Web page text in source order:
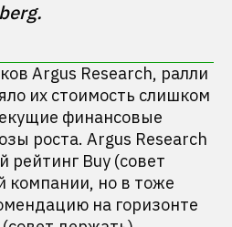
Argus Research, ралли
их стоимость слишком
финансовые
роста. Argus Research
рейтинг Buy (совет
компании, но в тоже
на горизонте